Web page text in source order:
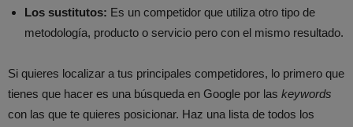
Los sustitutos: Es un competidor que utiliza otro tipo de
metodología, producto o servicio pero con el mismo resultado.
Si quieres localizar a tus principales competidores, lo primero que
tienes que hacer es una búsqueda en Google por las keywords
con las que te quieres posicionar. Haz una lista de todos los